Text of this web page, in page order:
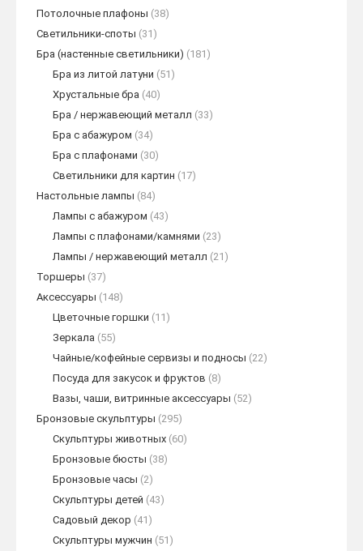
Потолочные плафоны (38)
Светильники-споты (31)
Бра (настенные светильники) (181)
Бра из литой латуни (51)
Хрустальные бра (40)
Бра / нержавеющий металл (33)
Бра с абажуром (34)
Бра с плафонами (30)
Светильники для картин (17)
Настольные лампы (84)
Лампы с абажуром (43)
Лампы с плафонами/камнями (23)
Лампы / нержавеющий металл (21)
Торшеры (37)
Аксессуары (148)
Цветочные горшки (11)
Зеркала (55)
Чайные/кофейные сервизы и подносы (22)
Посуда для закусок и фруктов (8)
Вазы, чаши, витринные аксессуары (52)
Бронзовые скульптуры (295)
Скульптуры животных (60)
Бронзовые бюсты (38)
Бронзовые часы (2)
Скульптуры детей (43)
Садовый декор (41)
Скульптуры мужчин (51)